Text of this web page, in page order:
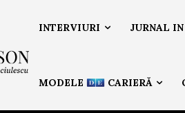
INTERVIURI JURNAL
MODELE CARIERĂ